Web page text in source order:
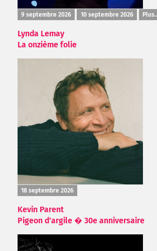
9 septembre 2026 10 septembre 2026
Lynda Lemay
La onzième folie
18 septembre 2026
Kevin Parent
Pigeon d'argile � 30e anniversaire